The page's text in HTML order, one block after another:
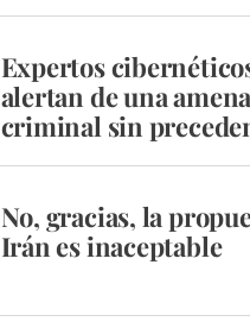
Expertos
alertan de una
criminal sin
No, gracias, la
Irán es inaceptable